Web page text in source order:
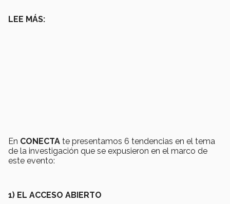
LEE MÁS:
En CONECTA te presentamos 6 tendencias en el tema
de la investigación que se expusieron en el marco de
este evento:
1) EL ACCESO ABIERTO